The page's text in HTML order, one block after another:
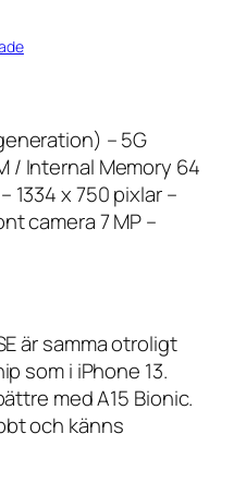
– 5G
/ Internal Memory 64
1334 x 750 pixlar –
camera 7 MP –
är samma otroligt
som i iPhone 13.
med A15 Bionic.
och känns